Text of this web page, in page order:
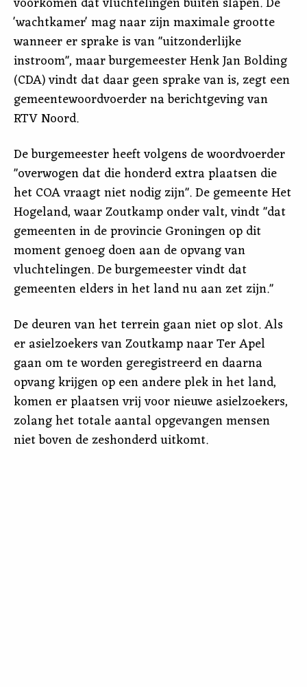
'wachtkamer' mag naar zijn maximale grootte
wanneer er sprake is van "uitzonderlijke
instroom", maar burgemeester Henk Jan Bolding
(CDA) vindt dat daar geen sprake van is, zegt een
gemeentewoordvoerder na berichtgeving van
RTV Noord.
De burgemeester heeft volgens de woordvoerder
"overwogen dat die honderd extra plaatsen die
het COA vraagt niet nodig zijn". De gemeente Het
Hogeland, waar Zoutkamp onder valt, vindt "dat
gemeenten in de provincie Groningen op dit
moment genoeg doen aan de opvang van
vluchtelingen. De burgemeester vindt dat
gemeenten elders in het land nu aan zet zijn."
De deuren van het terrein gaan niet op slot. Als
er asielzoekers van Zoutkamp naar Ter Apel
gaan om te worden geregistreerd en daarna
opvang krijgen op een andere plek in het land,
komen er plaatsen vrij voor nieuwe asielzoekers,
zolang het totale aantal opgevangen mensen
niet boven de zeshonderd uitkomt.